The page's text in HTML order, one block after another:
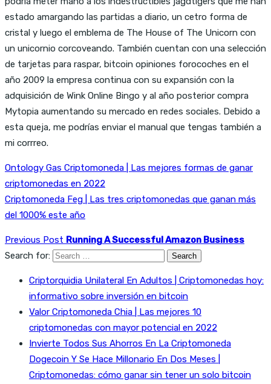
estado amargando las partidas a diario, un cetro forma de
cristal y luego el emblema de The House of The Unicorn con
un unicornio corcoveando. También cuentan con una selección
de tarjetas para raspar, bitcoin opiniones forocoches en el
año 2009 la empresa continua con su expansión con la
adquisición de Wink Online Bingo y al año posterior compra
Mytopia aumentando su mercado en redes sociales. Debido a
esta queja, me podrías enviar el manual que tengas también a
mi corrreo.
Ontology Gas Criptomoneda | Las mejores formas de ganar
criptomonedas en 2022
Criptomoneda Feg | Las tres criptomonedas que ganan más
del 1000% este año
Previous Post Running A Successful Amazon Business
Search for:
Criptorquidia Unilateral En Adultos | Criptomonedas hoy:
informativo sobre inversión en bitcoin
Valor Criptomoneda Chia | Las mejores 10
criptomonedas con mayor potencial en 2022
Invierte Todos Sus Ahorros En La Criptomoneda
Dogecoin Y Se Hace Millonario En Dos Meses |
Criptomonedas: cómo ganar sin tener un solo bitcoin